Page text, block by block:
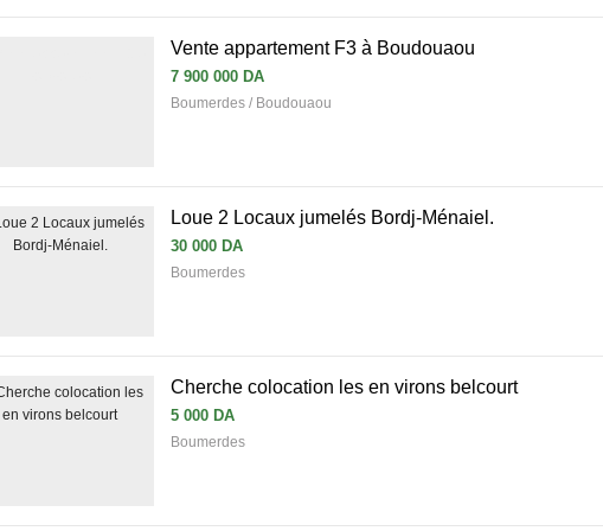
Vente appartement F3 à Boudouaou
7 900 000 DA
Boumerdes / Boudouaou
Loue 2 Locaux jumelés Bordj-Ménaiel.
30 000 DA
Boumerdes
Cherche colocation les en virons belcourt
5 000 DA
Boumerdes